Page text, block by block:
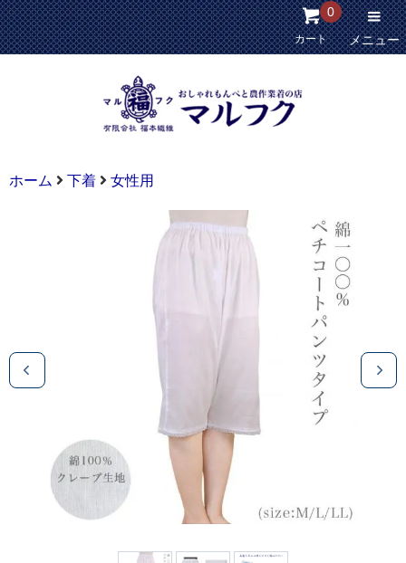
カート
0
メニュー
ホーム 下着 女性用